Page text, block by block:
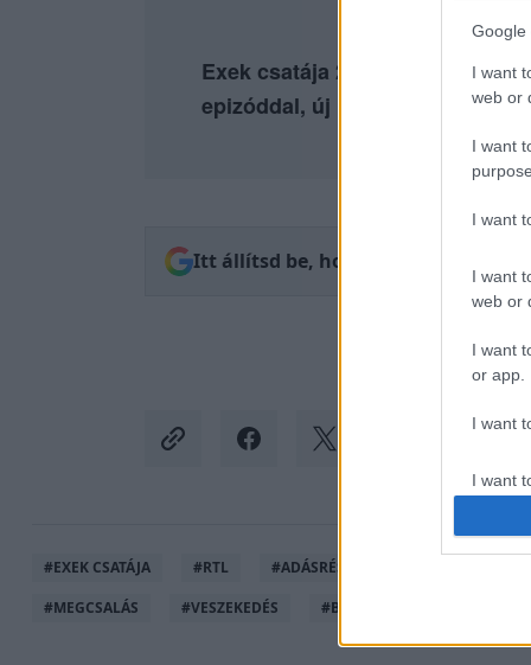
Google
I want
web or
I want
I want
I want
web or
I want
or app.
I want
I want
Exek csatája 2. évad július 8-tól
epizóddal, új rész szerdánként!
Itt állítsd be, hogy az RTL.hu az
#EXEK CSATÁJA #RTL #ADÁSRÉSZLETEK
#MEGCSALÁS #VESZEKEDÉS #BIZALOM